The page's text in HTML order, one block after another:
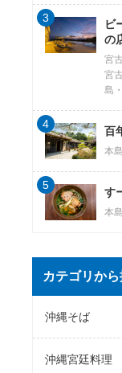
ビ
の
宮
宮
島
3
百
本
4
す
本
5
カテゴリか
沖縄そば
沖縄宮廷料理